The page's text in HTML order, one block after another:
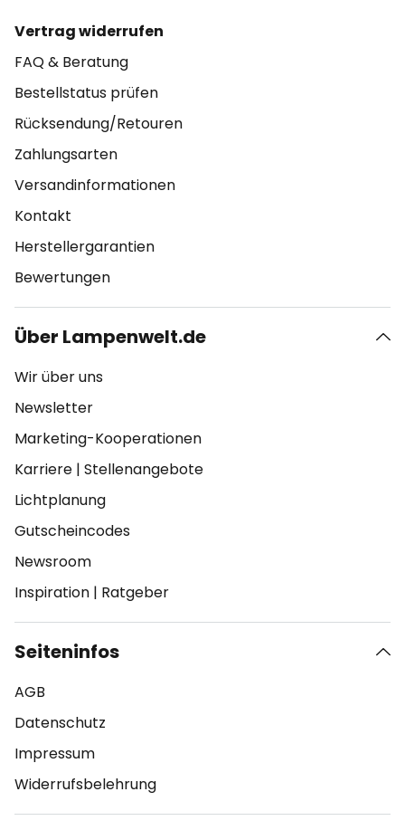
Vertrag widerrufen
FAQ & Beratung
Bestellstatus prüfen
Rücksendung/Retouren
Zahlungsarten
Versandinformationen
Kontakt
Herstellergarantien
Bewertungen
Über Lampenwelt.de
Wir über uns
Newsletter
Marketing-Kooperationen
Karriere | Stellenangebote
Lichtplanung
Gutscheincodes
Newsroom
Inspiration | Ratgeber
Seiteninfos
AGB
Datenschutz
Impressum
Widerrufsbelehrung